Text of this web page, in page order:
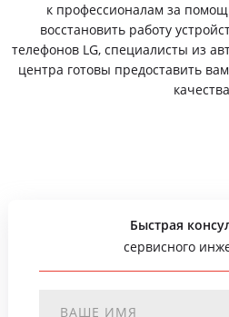
к профессионалам за
восстановить работу
телефонов LG, специалисты из
центра готовы предоставить
Быстрая
сервисного